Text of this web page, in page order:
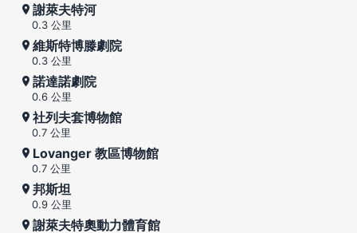
謝萊夫特河
0.3 公里
維斯特博滕劇院
0.3 公里
諾達諾劇院
0.6 公里
社列夫套博物館
0.7 公里
Lovanger 教區博物館
0.7 公里
邦斯坦
0.9 公里
謝萊夫特奧動力體育館